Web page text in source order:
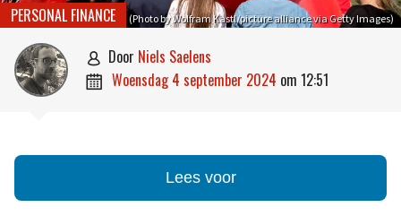
(Photo by Wolfram Kastl/picture alliance via Getty Images)
PERSONAL FINANCE
 door Niels Saelens
 woensdag 4 september 2024 om 12:51
Lees voor